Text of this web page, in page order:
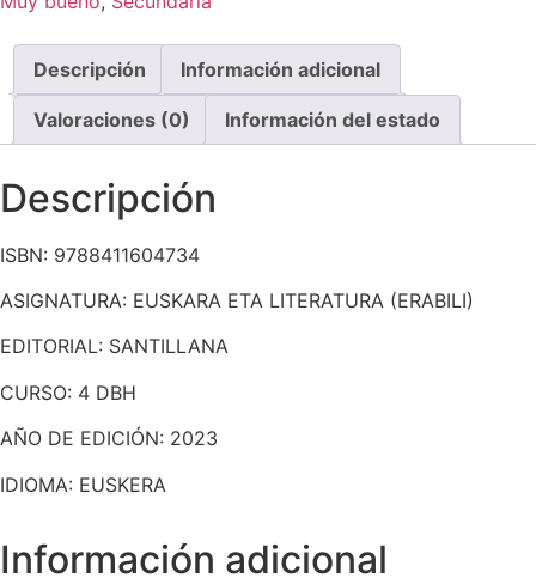
Descripción Información adicional
Valoraciones (0) Información del estado
Descripción
ISBN: 9788411604734
ASIGNATURA: EUSKARA ETA LITERATURA (ERABILI)
EDITORIAL: SANTILLANA
CURSO: 4 DBH
AÑO DE EDICIÓN: 2023
IDIOMA: EUSKERA
Información adicional